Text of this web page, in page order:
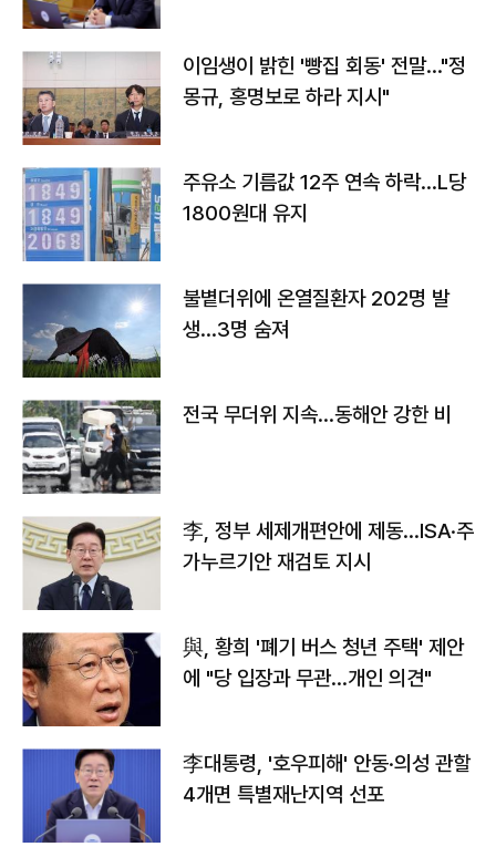
이임생이 밝힌 '빵집 회동' 전말…"정
몽규, 홍명보로 하라 지시"
주유소 기름값 12주 연속 하락…L당
1800원대 유지
불볕더위에 온열질환자 202명 발
생…3명 숨져
전국 무더위 지속…동해안 강한 비
李, 정부 세제개편안에 제동…ISA·주
가누르기안 재검토 지시
與, 황희 '폐기 버스 청년 주택' 제안
에 "당 입장과 무관…개인 의견"
李대통령, '호우피해' 안동·의성 관할
4개면 특별재난지역 선포